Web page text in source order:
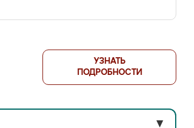
УЗНАТЬ
ПОДРОБНОСТИ
▼